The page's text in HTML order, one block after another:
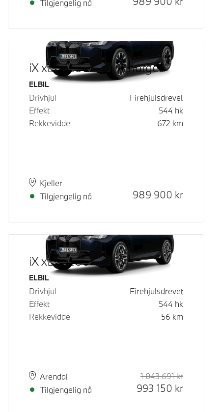
Tilgjengelig nå
iX xDrive60 Fully Charged
Drivstoff
ELBIL
Drivhjul
Firehjulsdrevet
Effekt
544 hk
Rekkevidde
672 km
PlassKjeller
Leveringstid
Tilgjengelig nå
Kontantpris
989 900 kr
iX xDrive60
Drivstoff
ELBIL
Drivhjul
Firehjulsdrevet
Effekt
544 hk
Rekkevidde
56 km
PlassArendal
Leveringstid
Tilgjengelig nå
1 043 691kr
993 150 kr